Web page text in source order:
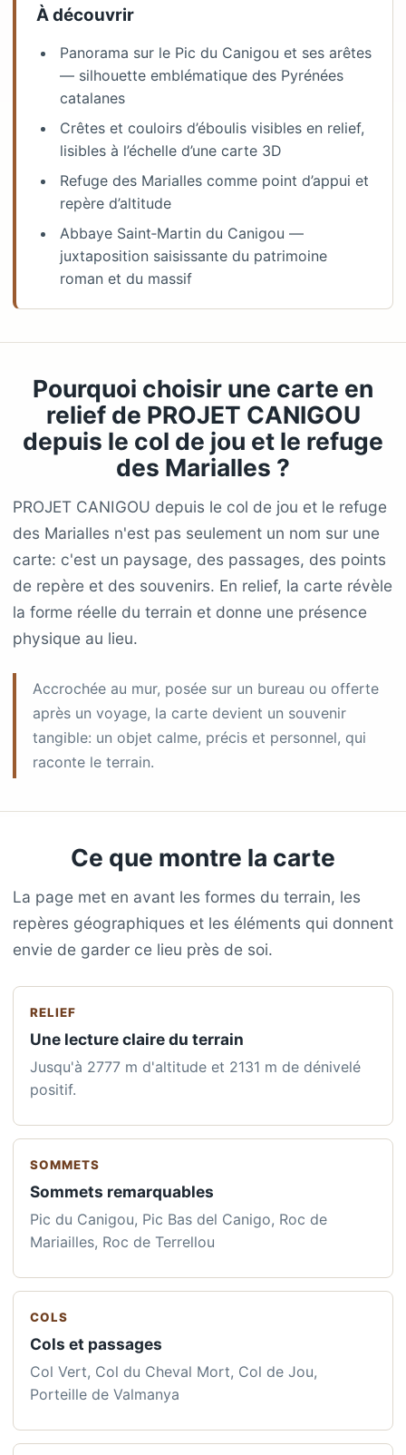
À découvrir
Panorama sur le Pic du Canigou et ses arêtes
— silhouette emblématique des Pyrénées
catalanes
Crêtes et couloirs d’éboulis visibles en relief,
lisibles à l’échelle d’une carte 3D
Refuge des Marialles comme point d’appui et
repère d’altitude
Abbaye Saint‑Martin du Canigou —
juxtaposition saisissante du patrimoine
roman et du massif
Pourquoi choisir une carte en
relief de PROJET CANIGOU
depuis le col de jou et le refuge
des Marialles ?
PROJET CANIGOU depuis le col de jou et le refuge
des Marialles n'est pas seulement un nom sur une
carte: c'est un paysage, des passages, des points
de repère et des souvenirs. En relief, la carte révèle
la forme réelle du terrain et donne une présence
physique au lieu.
Accrochée au mur, posée sur un bureau ou offerte
après un voyage, la carte devient un souvenir
tangible: un objet calme, précis et personnel, qui
raconte le terrain.
Ce que montre la carte
La page met en avant les formes du terrain, les
repères géographiques et les éléments qui donnent
envie de garder ce lieu près de soi.
RELIEF
Une lecture claire du terrain
Jusqu'à 2777 m d'altitude et 2131 m de dénivelé
positif.
SOMMETS
Sommets remarquables
Pic du Canigou, Pic Bas del Canigo, Roc de
Mariailles, Roc de Terrellou
COLS
Cols et passages
Col Vert, Col du Cheval Mort, Col de Jou,
Porteille de Valmanya